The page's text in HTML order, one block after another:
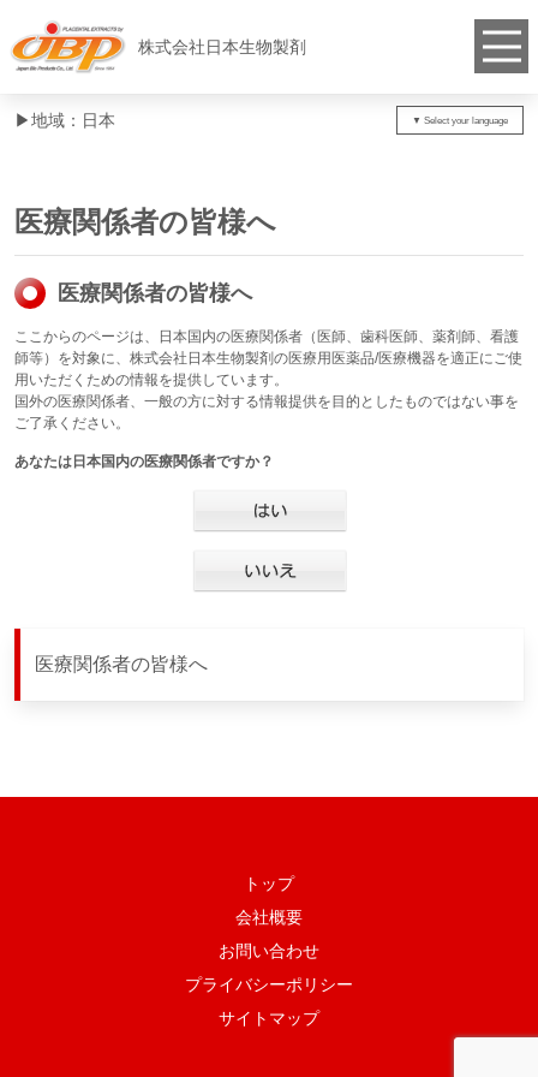
株式会社日本生物製剤
▶︎地域：日本
医療関係者の皆様へ
医療関係者の皆様へ
ここからのページは、日本国内の医療関係者（医師、歯科医師、薬剤師、看護
師等）を対象に、株式会社日本生物製剤の医療用医薬品/医療機器を適正にご使
用いただくための情報を提供しています。
国外の医療関係者、一般の方に対する情報提供を目的としたものではない事を
ご了承ください。
あなたは日本国内の医療関係者ですか？
医療関係者の皆様へ
トップ
会社概要
お問い合わせ
プライバシーポリシー
サイトマップ